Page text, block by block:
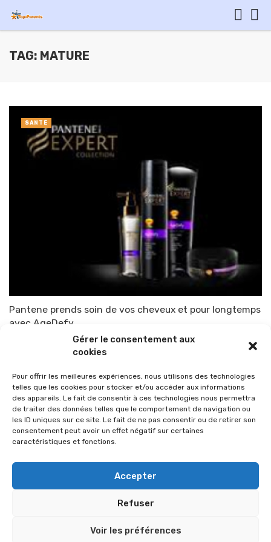
Gérer le consentement aux
cookies
Pour offrir les meilleures expériences, nous utilisons des technologies
telles que les cookies pour stocker et/ou accéder aux informations
des appareils. Le fait de consentir à ces technologies nous permettra
de traiter des données telles que le comportement de navigation ou
les ID uniques sur ce site. Le fait de ne pas consentir ou de retirer son
consentement peut avoir un effet négatif sur certaines
caractéristiques et fonctions.
Accepter
Refuser
Voir les préférences
TAG: MATURE
Pantene prends soin de vos cheveux et pour longtemps
avec AgeDefy
TOP-PARENTS 30 octobre 2013
SANTÉ